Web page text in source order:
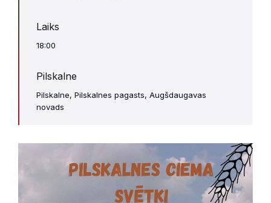
Laiks
18:00
Pilskalne
Pilskalne, Pilskalnes pagasts, Augšdaugavas
novads